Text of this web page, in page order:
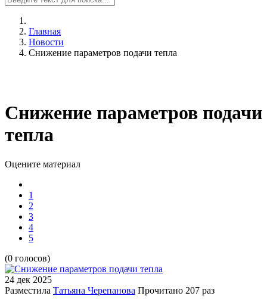
Главная
Новости
Снижение параметров подачи тепла
Снижение параметров подачи
тепла
Оцените материал
1
2
3
4
5
(0 голосов)
24 дек 2025
Разместила Татьяна Черепанова Прочитано 207 раз